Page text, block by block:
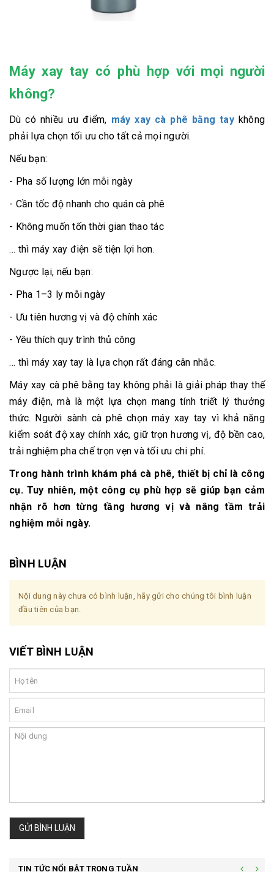
Máy xay tay có phù hợp với mọi người
không?
Dù có nhiều ưu điểm, máy xay cà phê bằng taykhông
phải lựa chọn tối ưu cho tất cả mọi người.
Nếu bạn:
- Pha số lượng lớn mỗi ngày
- Cần tốc độ nhanh cho quán cà phê
- Không muốn tốn thời gian thao tác
… thì máy xay điện sẽ tiện lợi hơn.
Ngược lại, nếu bạn:
- Pha 1–3 ly mỗi ngày
- Ưu tiên hương vị và độ chính xác
- Yêu thích quy trình thủ công
… thì máy xay tay là lựa chọn rất đáng cân nhắc.
Máy xay cà phê bằng tay không phải là giải pháp thay thế
máy điện, mà là một lựa chọn mang tính triết lý thưởng
thức. Người sành cà phê chọn máy xay tay vì khả năng
kiểm soát độ xay chính xác, giữ trọn hương vị, độ bền cao,
trải nghiệm pha chế trọn vẹn và tối ưu chi phí.
Trong hành trình khám phá cà phê, thiết bị chỉ là công
cụ. Tuy nhiên, một công cụ phù hợp sẽ giúp bạn cảm
nhận rõ hơn từng tầng hương vị và nâng tầm trải
nghiệm mỗi ngày.
BÌNH LUẬN
Nội dung này chưa có bình luận, hãy gửi cho chúng tôi bình luận
đầu tiên của bạn.
VIẾT BÌNH LUẬN
GỬI BÌNH LUẬN
TIN TỨC NỔI BẬT TRONG TUẦN